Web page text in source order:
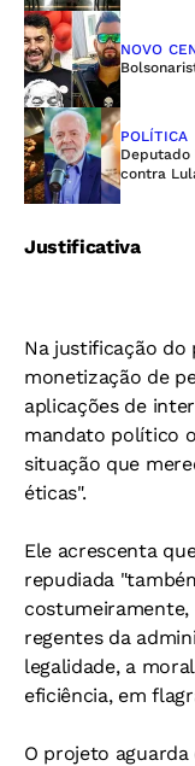
NOVO
POLÍTICA
contra
Justificativa
Na justificação do
monetização de
aplicações de
mandato político
situação que
éticas".
Ele acrescenta
repudiada
costumeiramente,
regentes da
legalidade, a
eficiência, em
O projeto